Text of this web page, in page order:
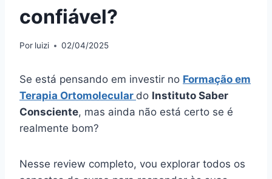
confiável?
Por luizi 02/04/2025
Se está pensando em investir no Formação em
Terapia Ortomolecular do Instituto Saber
Consciente, mas ainda não está certo se é
realmente bom?
Nesse review completo, vou explorar todos os